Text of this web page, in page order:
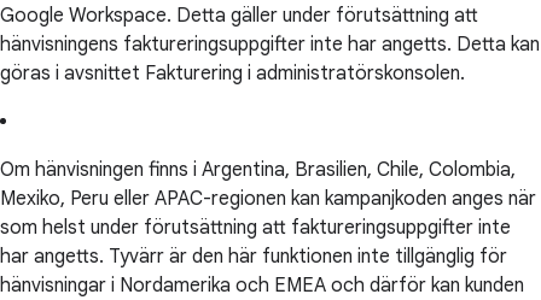
Google Workspace. Detta gäller under förutsättning att
hänvisningens faktureringsuppgifter inte har angetts. Detta kan
göras i avsnittet Fakturering i administratörskonsolen.
Om hänvisningen finns i Argentina, Brasilien, Chile, Colombia,
Mexiko, Peru eller APAC-regionen kan kampanjkoden anges när
som helst under förutsättning att faktureringsuppgifter inte
har angetts. Tyvärr är den här funktionen inte tillgänglig för
hänvisningar i Nordamerika och EMEA och därför kan kunden